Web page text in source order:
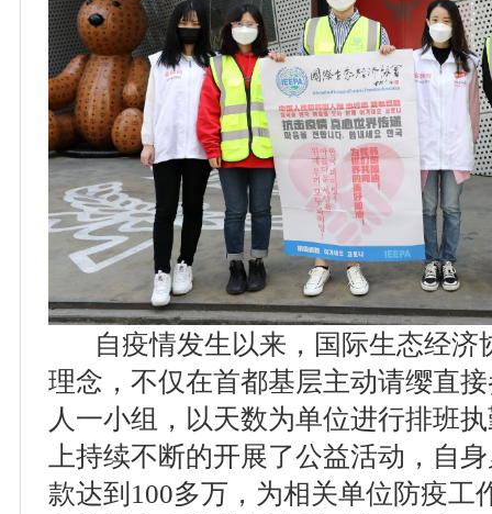
自疫情发生以来，国际生态经济
理念，不仅在首都基层主动请缨直
人一小组，以天数为单位进行排班
上持续不断的开展了公益活动，自
款达到100多万，为相关单位防疫工